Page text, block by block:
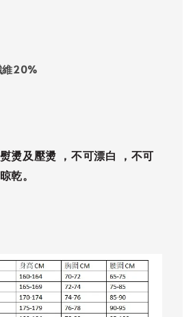
維20%
燙及壓燙 ，不可漂白 ， 不可
乾。